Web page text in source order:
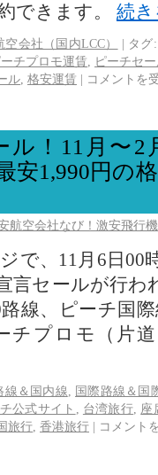
できます。 続
空会社（国内LCC） | タグ:
チプロモ運賃
ピーチセ
ル 格安運賃 | コメントを
ル！11月〜2
安1,990円の
航空会社なび！激安飛行
で、11月6日00
言セールが行わ
線、ピーチ国
チプロモ（片
線＆国内線
国際路線＆国
公式サイト 台湾旅行, 座
旅行 香港旅行 | コメント